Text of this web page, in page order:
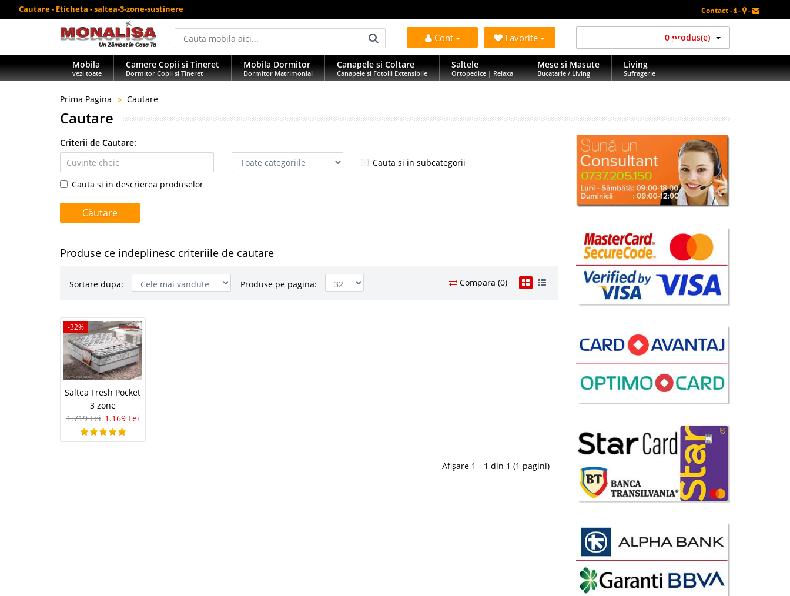
Cautare - Eticheta - saltea-3-zone-sustinere Contact - - -
Cont Favorite 0 produs(e)
Mobila
vezi toate
Camere Copii si Tineret
Dormitor Copii si Tineret
Mobila Dormitor
Dormitor Matrimonial
Canapele si Coltare
Canapele si Fotolii Extensibile
Saltele
Ortopedice | Relaxa
Mese si Masute
Bucatarie / Living
Living
Sufragerie
Prima Pagina Cautare
Cautare
Criterii de Cautare:
Cauta si in subcategorii
Cauta si in descrierea produselor
Produse ce indeplinesc criteriile de cautare
Compara (0)
Sortare dupa: Produse pe pagina:
-32%
-32%
Saltea Fresh Pocket
3 zone
1.719 Lei 1.169 Lei
Afișare 1 - 1 din 1 (1 pagini)